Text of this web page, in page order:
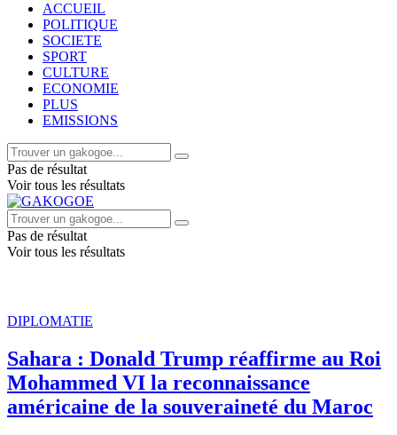
ACCUEIL
POLITIQUE
SOCIETE
SPORT
CULTURE
ECONOMIE
PLUS
EMISSIONS
Pas de résultat
Voir tous les résultats
Pas de résultat
Voir tous les résultats
DIPLOMATIE
Sahara : Donald Trump réaffirme au Roi
Mohammed VI la reconnaissance
américaine de la souveraineté du Maroc